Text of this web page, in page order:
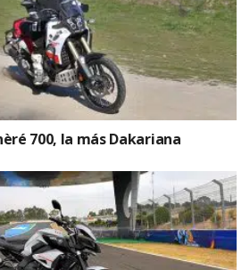
700, la más Dakariana